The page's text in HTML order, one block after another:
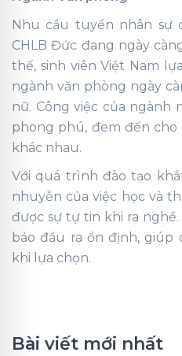
Nhu cầu tuyển nhân sự
CHLB Đức đang ngày
thế, sinh viên Việt Nam
ngành văn phòng ngày
nữ. Công việc của ngành
phong phú, đem đến
khác nhau.
Với quá trình đào tạo
nhuyễn của việc học và
được sự tự tin khi ra
bảo đầu ra ổn định, giúp
khi lựa chọn.
Bài viết mới nhất